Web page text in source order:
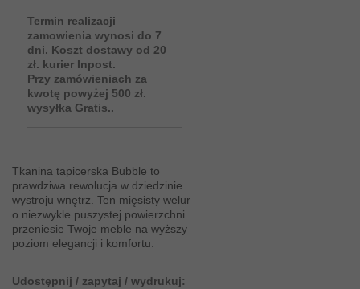
Termin realizacji
zamowienia wynosi do 7
dni. Koszt dostawy od 20
zł. kurier Inpost.
Przy zamówieniach za
kwotę powyżej 500 zł.
wysyłka Gratis..
Tkanina tapicerska Bubble to
prawdziwa rewolucja w dziedzinie
wystroju wnętrz. Ten mięsisty welur
o niezwykle puszystej powierzchni
przeniesie Twoje meble na wyższy
poziom elegancji i komfortu.
Udostępnij / zapytaj / wydrukuj: